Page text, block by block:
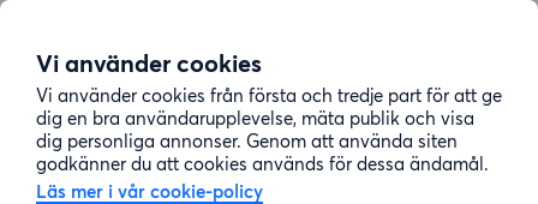
Vi använder cookies
Vi använder cookies från första och tredje part för att ge
dig en bra användarupplevelse, mäta publik och visa
dig personliga annonser. Genom att använda siten
godkänner du att cookies används för dessa ändamål.
Läs mer i vår cookie-policy
Cookiepolicy
Sitemap
Kundtjänst